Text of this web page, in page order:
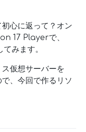
心に返って？オン
17 Playerで、
みます。
仮想サーバーを
、今回で作るリソ